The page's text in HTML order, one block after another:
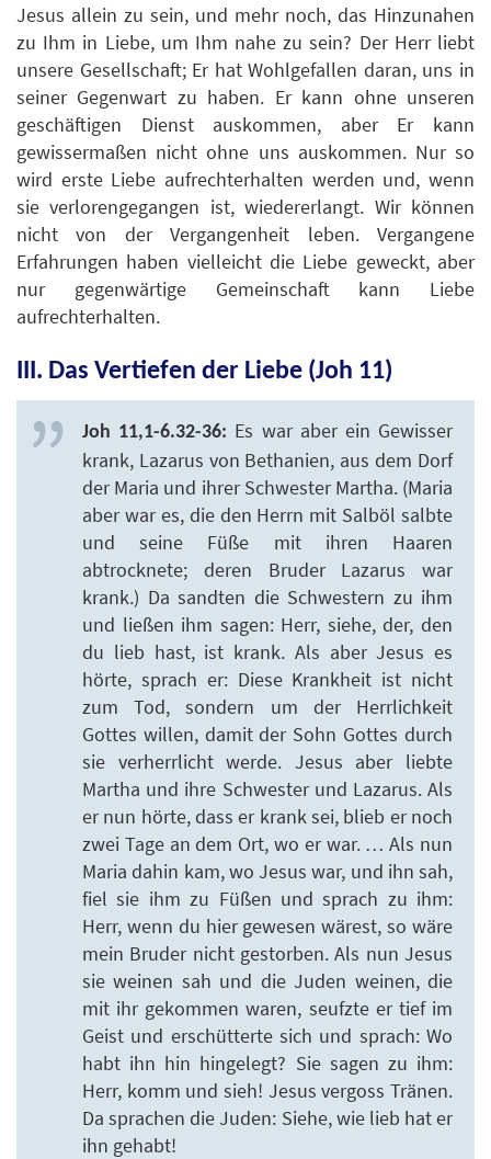
Jesus allein zu sein, und mehr noch, das Hinzunahen
zu Ihm in Liebe, um Ihm nahe zu sein? Der Herr liebt
unsere Gesellschaft; Er hat Wohlgefallen daran, uns in
seiner Gegenwart zu haben. Er kann ohne unseren
geschäftigen Dienst auskommen, aber Er kann
gewissermaßen nicht ohne uns auskommen. Nur so
wird erste Liebe aufrechterhalten werden und, wenn
sie verlorengegangen ist, wiedererlangt. Wir können
nicht von der Vergangenheit leben. Vergangene
Erfahrungen haben vielleicht die Liebe geweckt, aber
nur gegenwärtige Gemeinschaft kann Liebe
aufrechterhalten.
III. Das Vertiefen der Liebe (Joh 11)
Joh 11,1-6.32-36: Es war aber ein Gewisser
krank, Lazarus von Bethanien, aus dem Dorf
der Maria und ihrer Schwester Martha. (Maria
aber war es, die den Herrn mit Salböl salbte
und seine Füße mit ihren Haaren
abtrocknete; deren Bruder Lazarus war
krank.) Da sandten die Schwestern zu ihm
und ließen ihm sagen: Herr, siehe, der, den
du lieb hast, ist krank. Als aber Jesus es
hörte, sprach er: Diese Krankheit ist nicht
zum Tod, sondern um der Herrlichkeit
Gottes willen, damit der Sohn Gottes durch
sie verherrlicht werde. Jesus aber liebte
Martha und ihre Schwester und Lazarus. Als
er nun hörte, dass er krank sei, blieb er noch
zwei Tage an dem Ort, wo er war. … Als nun
Maria dahin kam, wo Jesus war, und ihn sah,
fiel sie ihm zu Füßen und sprach zu ihm:
Herr, wenn du hier gewesen wärest, so wäre
mein Bruder nicht gestorben. Als nun Jesus
sie weinen sah und die Juden weinen, die
mit ihr gekommen waren, seufzte er tief im
Geist und erschütterte sich und sprach: Wo
habt ihn hin hingelegt? Sie sagen zu ihm:
Herr, komm und sieh! Jesus vergoss Tränen.
Da sprachen die Juden: Siehe, wie lieb hat er
ihn gehabt!